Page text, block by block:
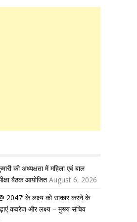
की अध्यक्षता में महिला एवं बाल
बैठक आयोजित August 6, 2026
2047’ के लक्ष्य को साकार करने के
कवरेज और लक्ष्य – मुख्य सचिव